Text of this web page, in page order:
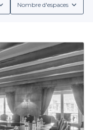
Nombre d'espaces